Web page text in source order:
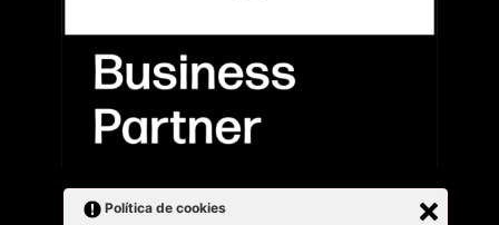
Política de cookies